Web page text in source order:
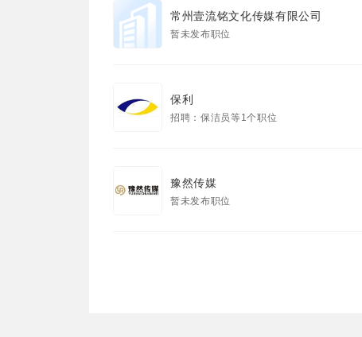
常州壹流铭文化传媒有限公司
暂未发布职位
保利
招聘：保洁员等1个职位
豫然传媒
暂未发布职位